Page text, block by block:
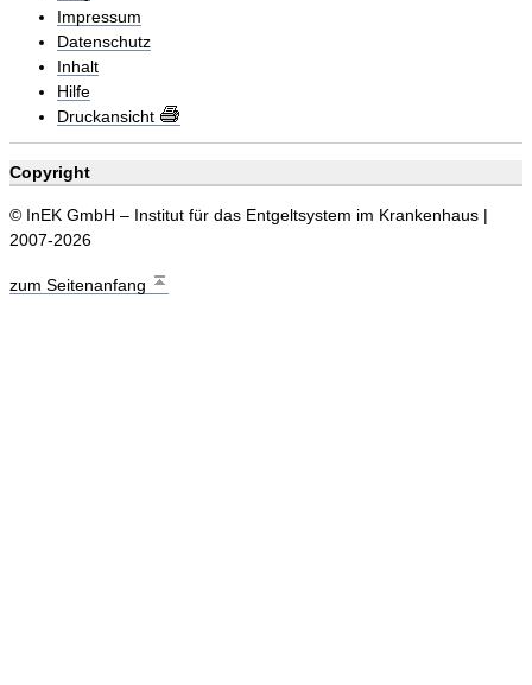
Impressum
Datenschutz
Inhalt
Hilfe
Druckansicht
Copyright
© InEK GmbH – Institut für das Entgeltsystem im Krankenhaus |
2007-2026
zum Seitenanfang